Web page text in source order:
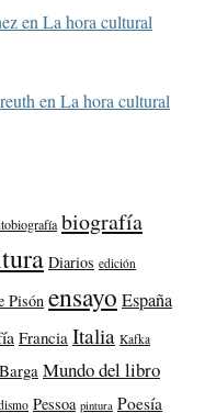
en La hora cultural
en La hora cultural
biografía
Diarios edición
Pisón ensayo España
Francia Italia Kafka
Mundo del libro
Pessoa pintura Poesía